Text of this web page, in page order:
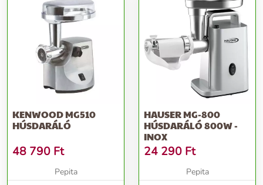
KENWOOD MG510
HÚSDARÁLÓ
48 790 Ft
Pepita
HAUSER MG-800
HÚSDARÁLÓ 800W -
INOX
24 290 Ft
Pepita